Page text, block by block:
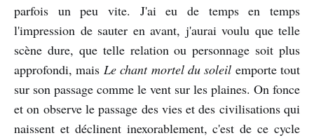
parfois un peu vite. J'ai eu de temps en temps
l'impression de sauter en avant, j'aurai voulu que telle
scène dure, que telle relation ou personnage soit plus
approfondi, mais Le chant mortel du soleil emporte tout
sur son passage comme le vent sur les plaines. On fonce
et on observe le passage des vies et des civilisations qui
naissent et déclinent inexorablement, c'est de ce cycle